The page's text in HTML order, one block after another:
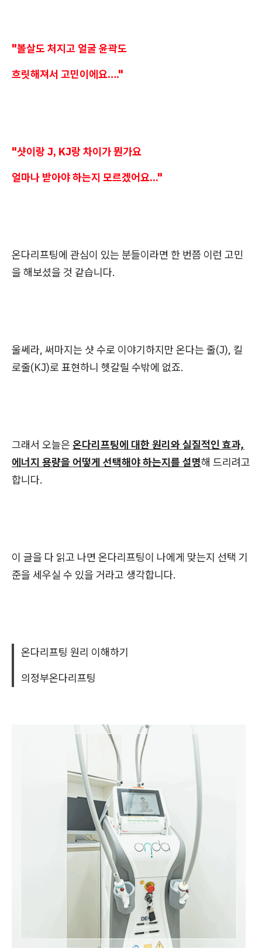
"볼살도 처지고 얼굴 윤곽도
흐릿해져서 고민이에요…."
"샷이랑 J, KJ랑 차이가 뭔가요
얼마나 받아야 하는지 모르겠어요..."
온다리프팅에 관심이 있는 분들이라면 한 번쯤 이런 고민
을 해보셨을 것 같습니다.
울쎄라, 써마지는 샷 수로 이야기하지만 온다는 줄(J), 킬
로줄(KJ)로 표현하니 헷갈릴 수밖에 없죠.
그래서 오늘은 온다리프팅에 대한 원리와 실질적인 효과,
에너지 용량을 어떻게 선택해야 하는지를 설명해 드리려고
합니다.
이 글을 다 읽고 나면 온다리프팅이 나에게 맞는지 선택 기
준을 세우실 수 있을 거라고 생각합니다.
온다리프팅 원리 이해하기
의정부온다리프팅